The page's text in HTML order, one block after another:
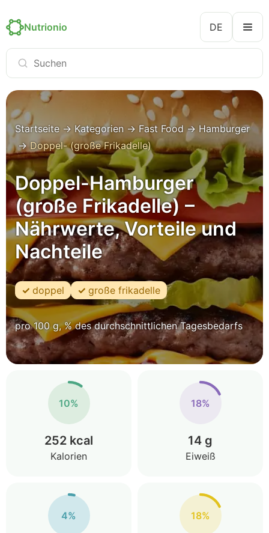
Nutrionio DE
Startseite → Kategorien→ Fast Food → Hamburger
→Doppel- (große Frikadelle)
Doppel-Hamburger
(große Frikadelle) –
Nährwerte, Vorteile und
Nachteile
doppel große frikadelle
pro 100 g, % des durchschnittlichen Tagesbedarfs
10%
252 kcal
Kalorien
18%
14 g
Eiweiß
4% 18%